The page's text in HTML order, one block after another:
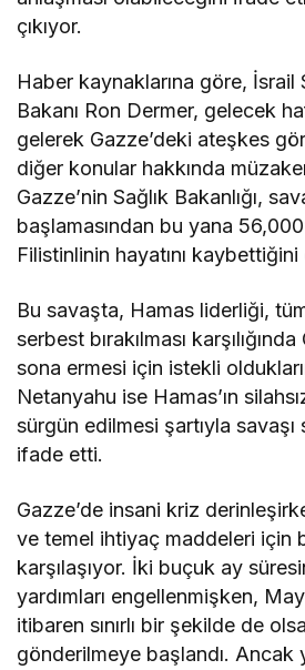
çıkıyor.
Haber kaynaklarına göre, İsrail
Bakanı Ron Dermer, gelecek
gelerek Gazze’deki ateşkes
diğer konular hakkında
Gazze’nin Sağlık Bakanlığı,
başlamasından bu yana
Filistinlinin hayatını
Bu savaşta, Hamas liderliği,
serbest bırakılması
sona ermesi için istekli
Netanyahu ise Hamas’ın
sürgün edilmesi şartıyla savaşı
ifade etti.
Gazze’de insani kriz
ve temel ihtiyaç maddeleri için
karşılaşıyor. İki buçuk ay
yardımları engellenmişken,
itibaren sınırlı bir şekilde de
gönderilmeye başlandı. Ancak